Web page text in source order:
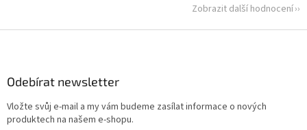
Zobrazit další hodnocení
Odebírat newsletter
Vložte svůj e-mail a my vám budeme zasílat informace o nových
produktech na našem e-shopu.